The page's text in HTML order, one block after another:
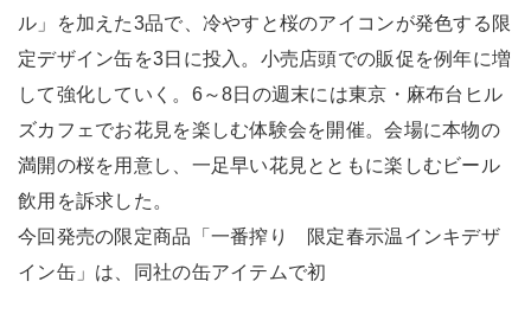
ル」を加えた3品で、冷やすと桜のアイコンが発色する限
定デザイン缶を3日に投入。小売店頭での販促を例年に増
して強化していく。6～8日の週末には東京・麻布台ヒル
ズカフェでお花見を楽しむ体験会を開催。会場に本物の
満開の桜を用意し、一足早い花見とともに楽しむビール
飲用を訴求した。
今回発売の限定商品「一番搾り 限定春示温インキデザ
イン缶」は、同社の缶アイテムで初